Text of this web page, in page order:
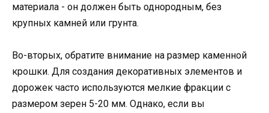
материала - он должен быть однородным, без
крупных камней или грунта.
Во-вторых, обратите внимание на размер каменной
крошки. Для создания декоративных элементов и
дорожек часто используются мелкие фракции с
размером зерен 5-20 мм. Однако, если вы